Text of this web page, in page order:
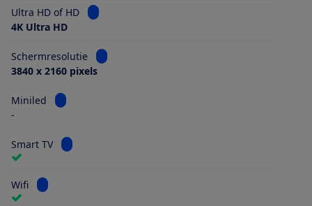
Ultra HD of HD
Bekijk informatie voor Ultra HD of HD
4K Ultra HD
Schermresolutie
Bekijk informatie voor Schermresolutie
3840 x 2160 pixels
Miniled
Bekijk informatie voor Miniled
-
Smart TV Bekijk informatie voor Smart TV
Wifi Bekijk informatie voor Wifi